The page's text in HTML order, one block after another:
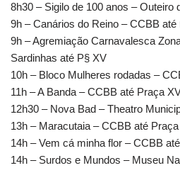
8h30 – Sigilo de 100 anos – Outeiro
9h – Canários do Reino – CCBB
9h – Agremiação Carnavalesca
Sardinhas até P§ XV
10h – Bloco Mulheres rodadas –
11h – A Banda – CCBB até Praça
12h30 – Nova Bad – Theatro
13h – Maracutaia – CCBB até
14h – Vem cá minha flor – CCBB
14h – Surdos e Mundos – Museu